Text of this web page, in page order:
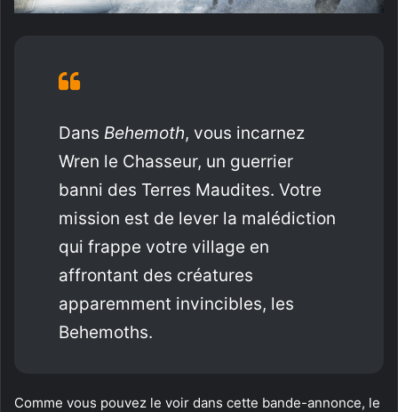
Dans Behemoth, vous incarnez
Wren le Chasseur, un guerrier
banni des Terres Maudites. Votre
mission est de lever la malédiction
qui frappe votre village en
affrontant des créatures
apparemment invincibles, les
Behemoths.
Comme vous pouvez le voir dans cette bande-annonce, le